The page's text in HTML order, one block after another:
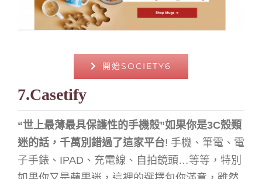
開始SOCIETY6
7.Casetify
“世上最薄最具保護性的手機殼”如果你是3C殼類
迷的話，千萬別錯過了這家平台! 手機、筆電、電
子手錶、IPAD、充電線、自拍鏡頭…等等，特別